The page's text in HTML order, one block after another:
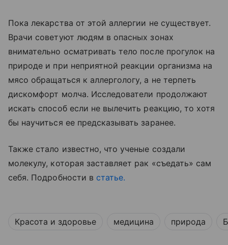
Пока лекарства от этой аллергии не существует.
Врачи советуют людям в опасных зонах
внимательно осматривать тело после прогулок на
природе и при неприятной реакции организма на
мясо обращаться к аллергологу, а не терпеть
дискомфорт молча. Исследователи продолжают
искать способ если не вылечить реакцию, то хотя
бы научиться ее предсказывать заранее.
Также стало известно, что ученые создали
молекулу, которая заставляет рак «съедать» сам
себя. Подробности в статье.
Красота и здоровье медицина природа